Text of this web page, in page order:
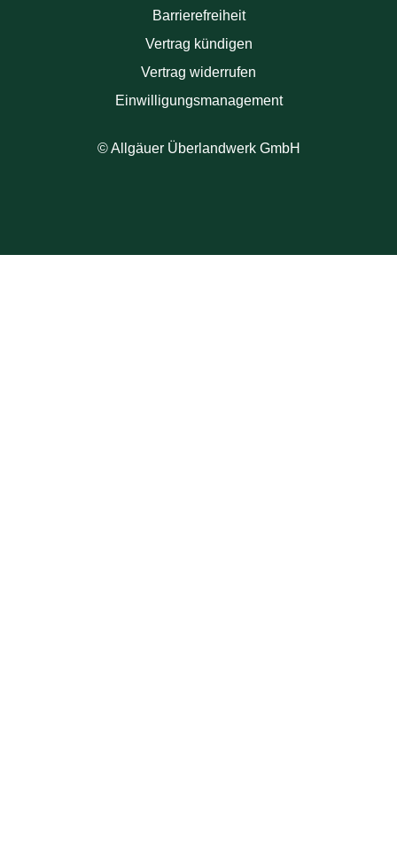
Barrierefreiheit
Vertrag kündigen
Vertrag widerrufen
Einwilligungsmanagement
© Allgäuer Überlandwerk GmbH